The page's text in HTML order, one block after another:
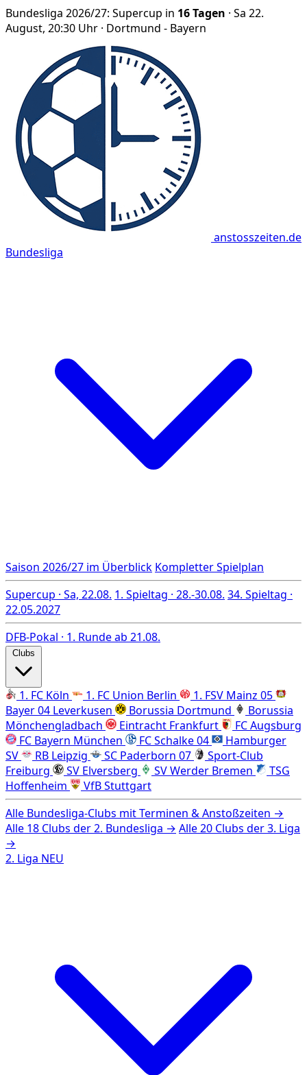
Bundesliga 2026/27: Supercup in 16 Tagen · Sa 22.
August, 20:30 Uhr · Dortmund - Bayern
anstosszeiten.de
Bundesliga
Saison 2026/27 im Überblick Kompletter Spielplan
Supercup · Sa, 22.08. 1. Spieltag · 28.-30.08. 34. Spieltag ·
22.05.2027
DFB-Pokal · 1. Runde ab 21.08.
1. FC Köln 1. FC Union Berlin
1. FSV Mainz 05
Bayer 04 Leverkusen
Borussia Dortmund
Borussia
Mönchengladbach
Eintracht Frankfurt
FC Augsburg
FC Bayern München
FC Schalke 04
Hamburger
SV
RB Leipzig SC Paderborn 07
Sport-Club
Freiburg
SV Elversberg SV Werder Bremen
TSG
Hoffenheim
VfB Stuttgart
Alle Bundesliga-Clubs mit Terminen & Anstoßzeiten →
Alle 18 Clubs der 2. Bundesliga → Alle 20 Clubs der 3. Liga
→
2. Liga NEU